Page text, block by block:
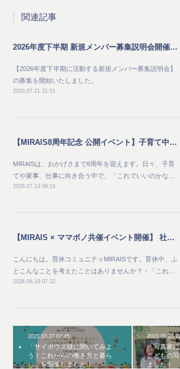
関連記事
2026年度下半期 新規メンバー募集説明会開催のご案内
【2026年度下半期に活動する新規メンバー募集説明会】
の募集を開始いたしました。
2026.07.21 21:51
【MIRAIS8周年記念 公開イベント】子育て中のママ向け_家族との毎日をもっと心地よくする夏 新しい"視点"に出会う3つの特別イベント
MIRAISは、おかげさまで8周年を迎えます。日々、子育
てや家事、仕事に向き合う中で、「これでいいのかな…
2026.07.13 06:16
【MIRAIS × ママボノ共催イベント開催】 社会と未来を、仲間と編みなおす ～自分らしい未来をデザインするための“越境体験”～
こんにちは。育休コミュニティMIRAISです。育休中、ふ
とこんなことを考えたことはありませんか？・「これ…
2026.06.19 07:32
2023.03.27 07:45
「サイボウズ様に聞いてみよ
う！これからの働き方と暮ら
し」を開催しました！
2023.03.20
「写真家
こどもの
ました！